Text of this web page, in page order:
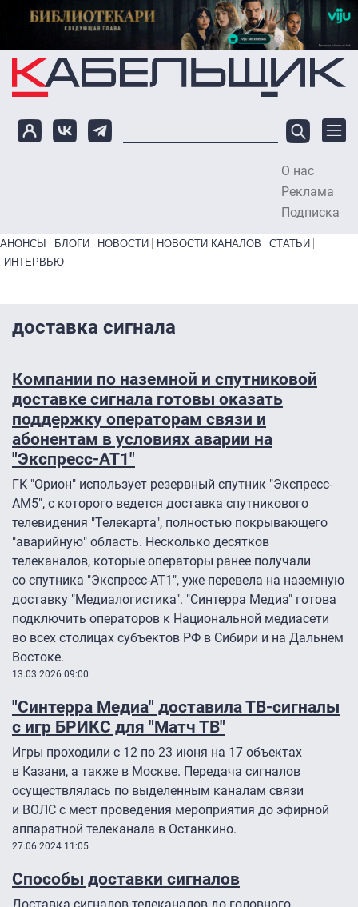
Перейти к основному содержанию
О нас
Реклама
Подписка
Primary links bottom
АНОНСЫ БЛОГИ НОВОСТИ НОВОСТИ КАНАЛОВ
СТАТЬИ
ИНТЕРВЬЮ
доставка сигнала
Компании по наземной и спутниковой
доставке сигнала готовы оказать
поддержку операторам связи и
абонентам в условиях аварии на
"Экспресс-АТ1″
ГК "Орион" использует резервный спутник "Экспресс-
АМ5″, с которого ведется доставка спутникового
телевидения "Телекарта", полностью покрывающего
"аварийную" область. Несколько десятков
телеканалов, которые операторы ранее получали
со спутника "Экспресс-АТ1″, уже перевела на наземную
доставку "Медиалогистика". "Синтерра Медиа" готова
подключить операторов к Национальной медиасети
во всех столицах субъектов РФ в Сибири и на Дальнем
Востоке.
13.03.2026 09:00
"Синтерра Медиа" доставила ТВ-сигналы
с игр БРИКС для "Матч ТВ"
Игры проходили с 12 по 23 июня на 17 объектах
в Казани, а также в Москве. Передача сигналов
осуществлялась по выделенным каналам связи
и ВОЛС с мест проведения мероприятия до эфирной
аппаратной телеканала в Останкино.
27.06.2024 11:05
Способы доставки сигналов